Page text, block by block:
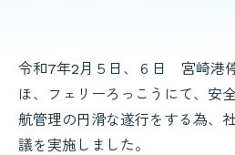
令和7年2月５日、６日 宮崎港
ほ、フェリーろっこうにて、安
航管理の円滑な遂行をする為、
議を実施しました。